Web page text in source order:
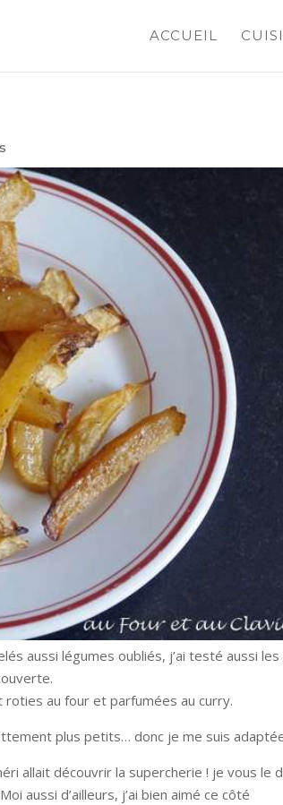
ACCUEIL
aussi légumes oubliés, j’ai testé aussi les
au four et parfumées au curry.
plus petits… donc je me suis
allait découvrir la supercherie ! je vous le
aussi d’ailleurs, j’ai bien aimé ce côté